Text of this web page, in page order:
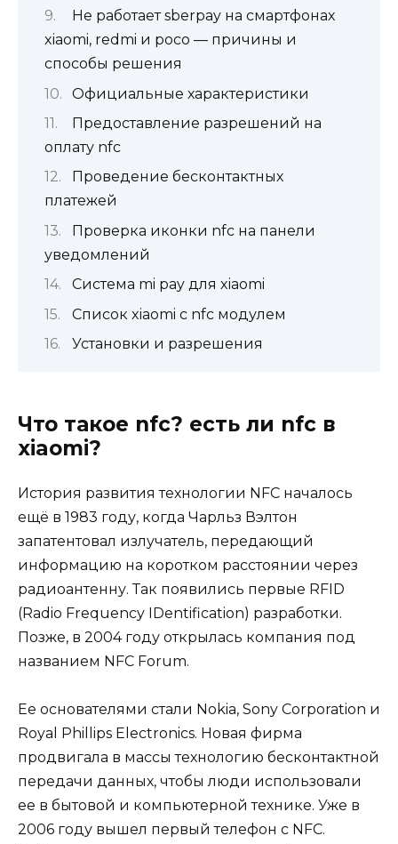
Не работает sberpay на смартфонах
xiaomi, redmi и росо — причины и
способы решения
Официальные характеристики
Предоставление разрешений на
оплату nfc
Проведение бесконтактных
платежей
Проверка иконки nfc на панели
уведомлений
Система mi pay для xiaomi
Список xiaomi с nfc модулем
Установки и разрешения
Что такое nfc? есть ли nfc в
xiaomi?
История развития технологии NFC началось
ещё в 1983 году, когда Чарльз Вэлтон
запатентовал излучатель, передающий
информацию на коротком расстоянии через
радиоантенну. Так появились первые RFID
(Radio Frequency IDentification) разработки.
Позже, в 2004 году открылась компания под
названием NFC Forum.
Ее основателями стали Nokia, Sony Corporation и
Royal Phillips Electronics. Новая фирма
продвигала в массы технологию бесконтактной
передачи данных, чтобы люди использовали
ее в бытовой и компьютерной технике. Уже в
2006 году вышел первый телефон с NFC.